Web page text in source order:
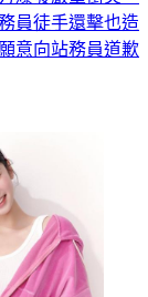
員徒手還擊也造
意向站務員道歉